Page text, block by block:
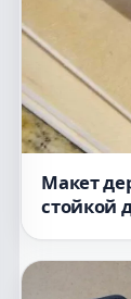
Макет
стойкой